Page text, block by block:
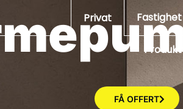
Privat Fastighet
FÅ OFFERT